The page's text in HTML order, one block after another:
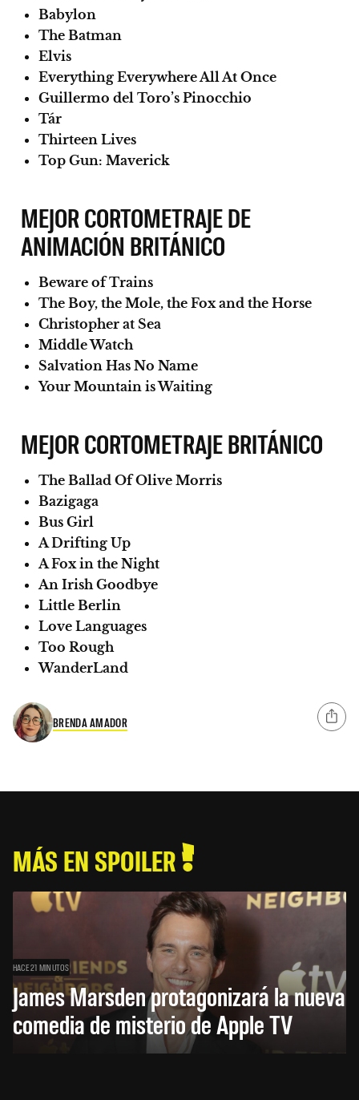
Babylon
The Batman
Elvis
Everything Everywhere All At Once
Guillermo del Toro’s Pinocchio
Tár
Thirteen Lives
Top Gun: Maverick
MEJOR CORTOMETRAJE DE
ANIMACIÓN BRITÁNICO
Beware of Trains
The Boy, the Mole, the Fox and the Horse
Christopher at Sea
Middle Watch
Salvation Has No Name
Your Mountain is Waiting
MEJOR CORTOMETRAJE BRITÁNICO
The Ballad Of Olive Morris
Bazigaga
Bus Girl
A Drifting Up
A Fox in the Night
An Irish Goodbye
Little Berlin
Love Languages
Too Rough
WanderLand
BRENDA AMADOR
MÁS EN SPOILER
HACE 21 MINUTOS
James Marsden protagonizará la nueva
comedia de misterio de Apple TV